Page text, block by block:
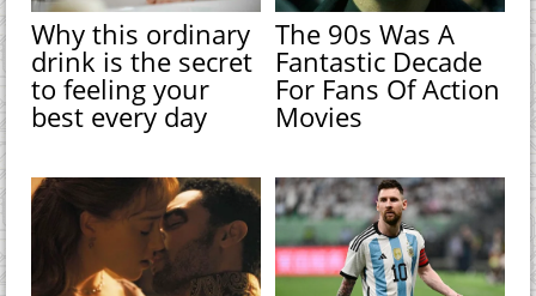
Why this ordinary
drink is the secret
to feeling your
best every day
The 90s Was A
Fantastic Decade
For Fans Of Action
Movies